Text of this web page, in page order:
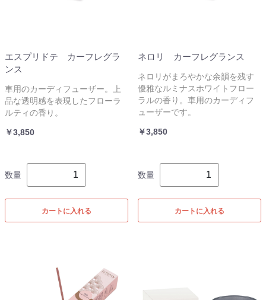
エスプリドテ カーフレグラ
ンス
車用のカーディフューザー。上
品な透明感を表現したフローラ
ルティの香り。
￥3,850
数量
カートに入れる
ネロリ カーフレグランス
ネロリがまろやかな余韻を残す
優雅なルミナスホワイトフロー
ラルの香り。車用のカーディフ
ューザーです。
￥3,850
数量
カートに入れる